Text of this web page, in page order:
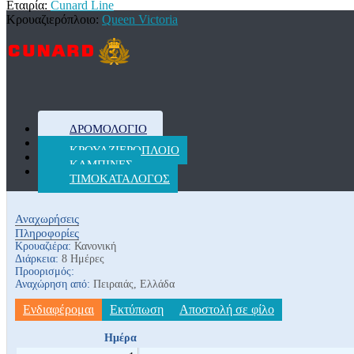
Εταιρία: Cunard Line
Κρουαζιερόπλοιο: Queen Victoria
ΔΡΟΜΟΛΌΓΙΟ
ΚΡΟΥΑΖΙΕΡΌΠΛΟΙΟ
ΚΑΜΠΊΝΕΣ
ΤΙΜΟΚΑΤΆΛΟΓΟΣ
Αναχωρήσεις
Πληροφορίες
Κρουαζιέρα: Κανονική
Διάρκεια: 8 Ημέρες
Προορισμός:
Αναχώρηση από: Πειραιάς, Ελλάδα
Ενδιαφέρομαι Εκτύπωση Αποστολή σε φίλο
Ημέρα